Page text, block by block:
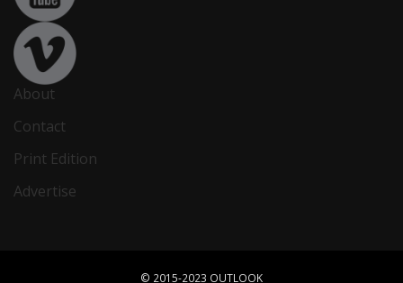
About
Contact
Print Edition
Advertise
© 2015-2023 OUTLOOK